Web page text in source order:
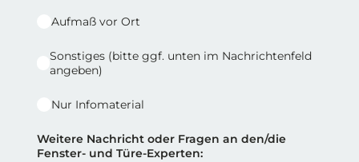
Aufmaß vor Ort
Sonstiges (bitte ggf. unten im Nachrichtenfeld
angeben)
Nur Infomaterial
Weitere Nachricht oder Fragen an den/die
Fenster- und Türe-Experten: